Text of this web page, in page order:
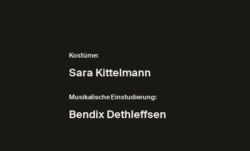
Kostüme:
Sara Kittelmann
Musikalische Einstudierung:
Bendix Dethleffsen